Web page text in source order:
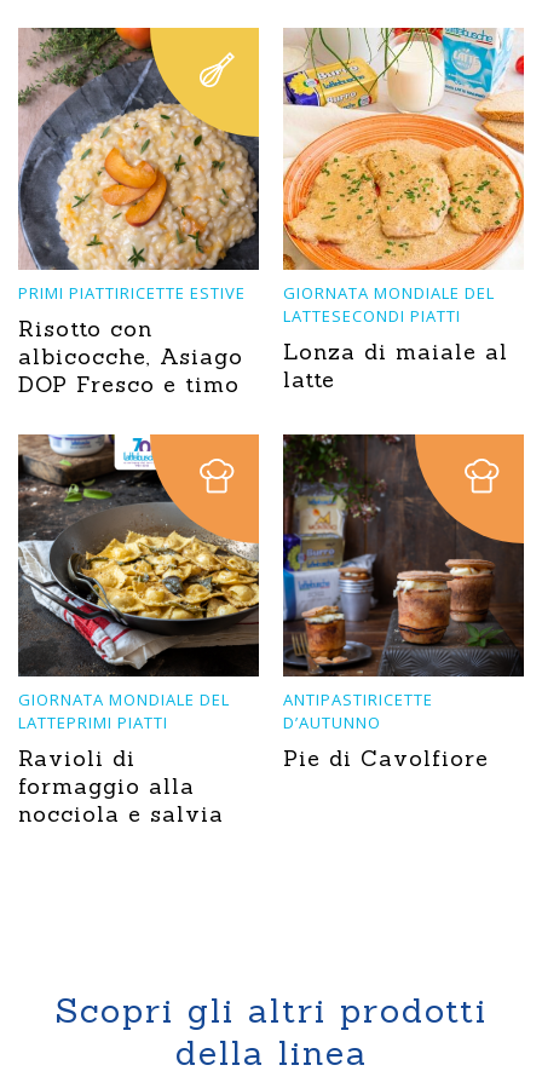
PRIMI PIATTIRICETTE ESTIVE
Risotto con
albicocche, Asiago
DOP Fresco e timo
GIORNATA MONDIALE DEL
LATTESECONDI PIATTI
Lonza di maiale al
latte
GIORNATA MONDIALE DEL
LATTEPRIMI PIATTI
Ravioli di
formaggio alla
nocciola e salvia
ANTIPASTIRICETTE
D’AUTUNNO
Pie di Cavolfiore
Scopri gli altri prodotti
della linea